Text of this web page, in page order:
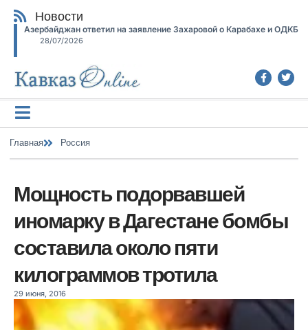
Новости
Азербайджан ответил на заявление Захаровой о Карабахе и ОДКБ
28/07/2026
Главная Россия
Мощность подорвавшей
иномарку в Дагестане бомбы
составила около пяти
килограммов тротила
29 июня, 2016